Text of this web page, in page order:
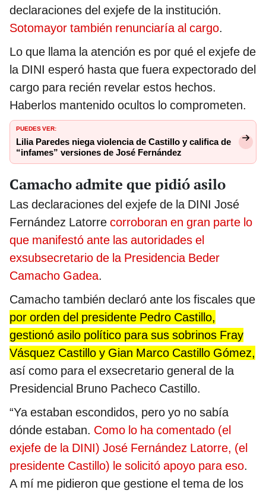
declaraciones del exjefe de la institución.
Sotomayor también renunciaría al cargo.
Lo que llama la atención es por qué el exjefe de
la DINI esperó hasta que fuera expectorado del
cargo para recién revelar estos hechos.
Haberlos mantenido ocultos lo comprometen.
PUEDES VER:
Lilia Paredes niega violencia de Castillo y califica de
“infames” versiones de José Fernández
Camacho admite que pidió asilo
Las declaraciones del exjefe de la DINI José
Fernández Latorre corroboran en gran parte lo
que manifestó ante las autoridades el
exsubsecretario de la Presidencia Beder
Camacho Gadea.
Camacho también declaró ante los fiscales que
por orden del presidente Pedro Castillo,
gestionó asilo político para sus sobrinos Fray
Vásquez Castillo y Gian Marco Castillo Gómez,
así como para el exsecretario general de la
Presidencial Bruno Pacheco Castillo.
“Ya estaban escondidos, pero yo no sabía
dónde estaban. Como lo ha comentado (el
exjefe de la DINI) José Fernández Latorre, (el
presidente Castillo) le solicitó apoyo para eso.
A mí me pidieron que gestione el tema de los